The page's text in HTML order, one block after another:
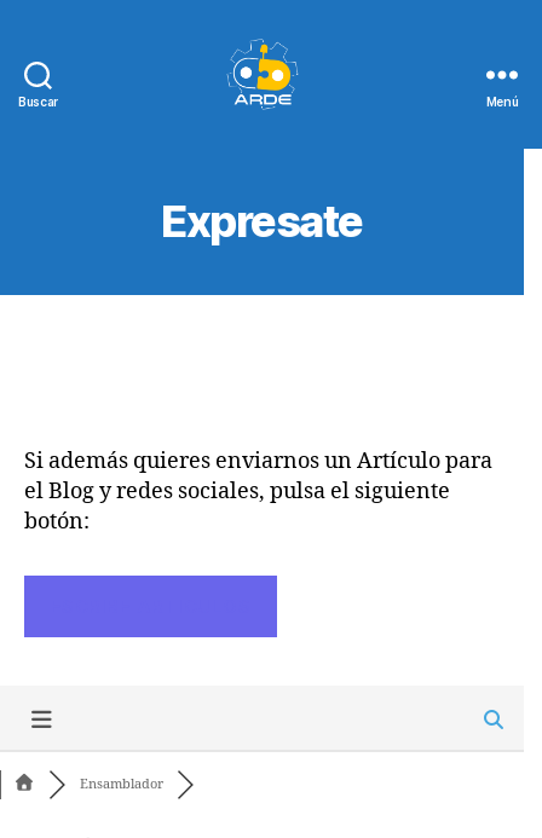
Buscar Menú
Expresate
Si además quieres enviarnos un Artículo para
el Blog y redes sociales, pulsa el siguiente
botón:
Ensamblador